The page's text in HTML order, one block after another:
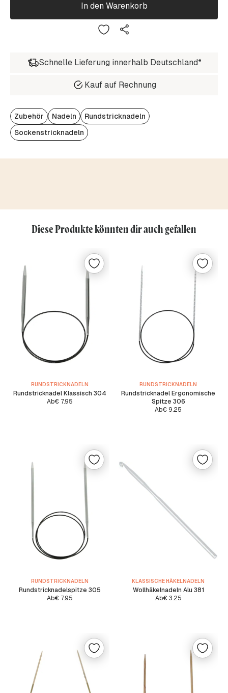
In den Warenkorb
Schnelle Lieferung innerhalb Deutschland*
Kauf auf Rechnung
Zubehör Nadeln
Rundstricknadeln
Sockenstricknadeln
Diese Produkte könnten dir auch gefallen
RUNDSTRICKNADELN
Rundstricknadel Klassisch 304
Ab€ 7.95
RUNDSTRICKNADELN
Rundstricknadel Ergonomische
Spitze 306
Ab€ 9.25
RUNDSTRICKNADELN
Rundstricknadelspitze 305
Ab€ 7.95
KLASSISCHE HÄKELNADELN
Wollhäkelnadeln Alu 381
Ab€3.25